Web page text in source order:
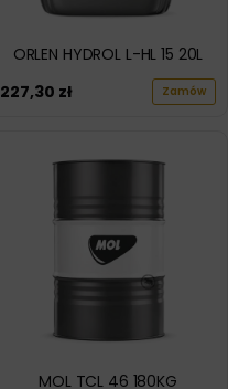
ORLEN HYDROL L-HL 15 20L
227,30 zł Zamów
MOL TCL 46 180KG